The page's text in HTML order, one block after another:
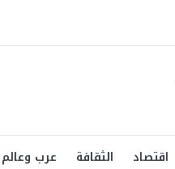
اقتصاد الثقافة عرب وعالم